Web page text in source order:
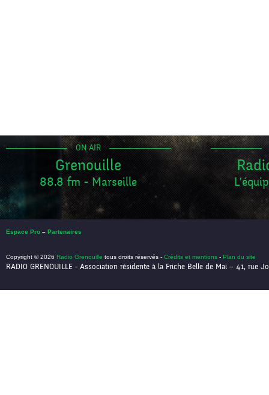
ON AIR
Grenouille
88.8 fm - Marseille
Espace Pro – Partenaires
Copyright © 2026 Radio Grenouille tous droits réservés - Crédits et mentions - Plan du site
RADIO GRENOUILLE - Association résidente à la Friche Belle de Mai – 41, rue